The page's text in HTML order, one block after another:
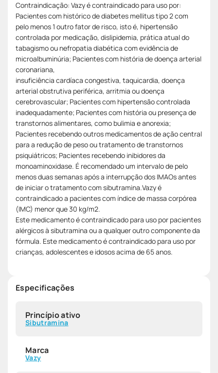
Contraindicação: Vazy é contraindicado para uso por:
Pacientes com histórico de diabetes mellitus tipo 2 com
pelo menos 1 outro fator de risco, isto é, hipertensão
controlada por medicação, dislipidemia, prática atual do
tabagismo ou nefropatia diabética com evidência de
microalbuminúria; Pacientes com história de doença arterial
coronariana,
insuficiência cardíaca congestiva, taquicardia, doença
arterial obstrutiva periférica, arritmia ou doença
cerebrovascular; Pacientes com hipertensão controlada
inadequadamente; Pacientes com história ou presença de
transtornos alimentares, como bulimia e anorexia;
Pacientes recebendo outros medicamentos de ação central
para a redução de peso ou tratamento de transtornos
psiquiátricos; Pacientes recebendo inibidores da
monoaminoxidase. É recomendado um intervalo de pelo
menos duas semanas após a interrupção dos IMAOs antes
de iniciar o tratamento com sibutramina.Vazy é
contraindicado a pacientes com índice de massa corpórea
(IMC) menor que 30 kg/m2.
Este medicamento é contraindicado para uso por pacientes
alérgicos à sibutramina ou a qualquer outro componente da
fórmula. Este medicamento é contraindicado para uso por
crianças, adolescentes e idosos acima de 65 anos.
Especificações
Princípio ativo
Sibutramina
Marca
Vazy